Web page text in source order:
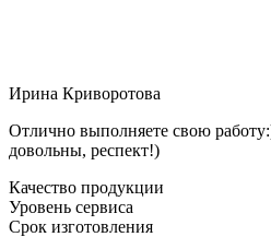
Ирина Криворотова
Отлично выполняете свою
довольны, респект!)
Качество продукции
Уровень сервиса
Срок изготовления